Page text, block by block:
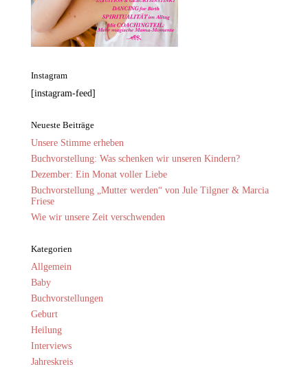
Instagram
[instagram-feed]
Neueste Beiträge
Unsere Stimme erheben
Buchvorstellung: Was schenken wir unseren Kindern?
Dezember: Ein Monat voller Liebe
Buchvorstellung „Mutter werden“ von Jule Tilgner & Marcia
Friese
Wie wir unsere Zeit verschwenden
Kategorien
Allgemein
Baby
Buchvorstellungen
Geburt
Heilung
Interviews
Jahreskreis